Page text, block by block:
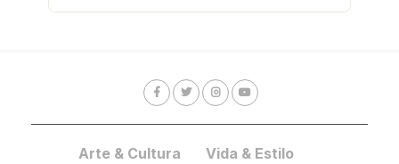
Arte & Cultura Vida & Estilo